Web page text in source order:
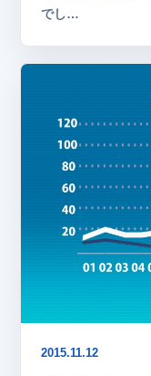
でし…
2015.11.12